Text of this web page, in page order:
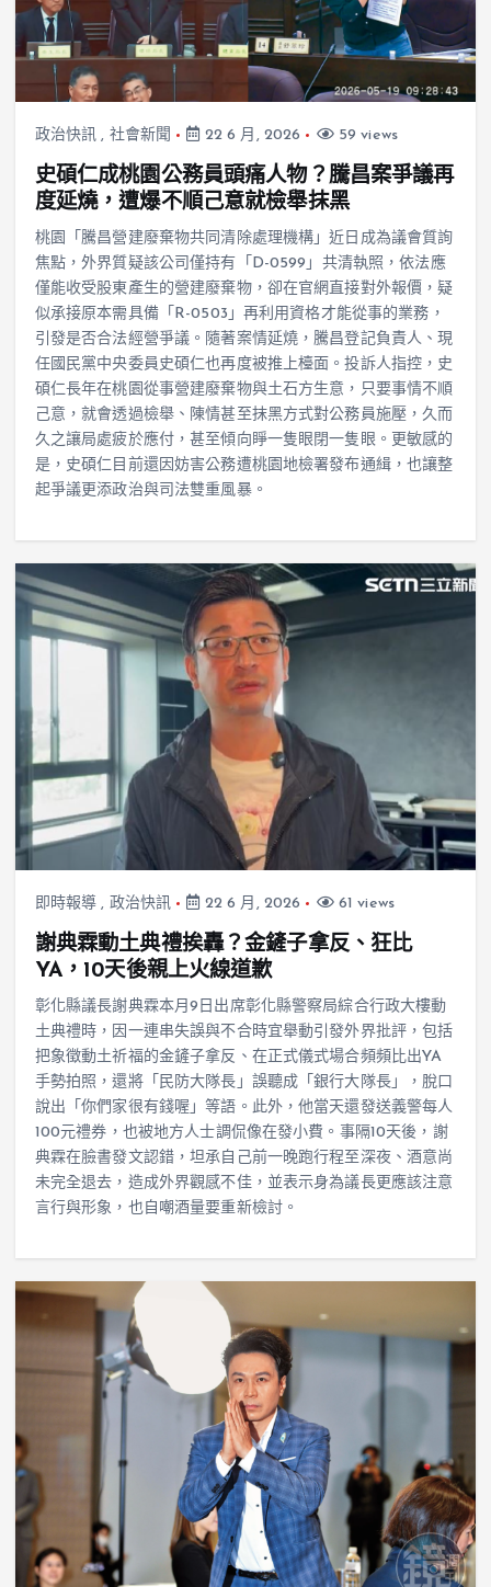
政治快訊 , 社會新聞 22 6 月, 2026 59 views
史碩仁成桃園公務員頭痛人物？騰昌案爭議再
度延燒，遭爆不順己意就檢舉抹黑
桃園「騰昌營建廢棄物共同清除處理機構」近日成為議會質詢
焦點，外界質疑該公司僅持有「D-0599」共清執照，依法應
僅能收受股東產生的營建廢棄物，卻在官網直接對外報價，疑
似承接原本需具備「R-0503」再利用資格才能從事的業務，
引發是否合法經營爭議。隨著案情延燒，騰昌登記負責人、現
任國民黨中央委員史碩仁也再度被推上檯面。投訴人指控，史
碩仁長年在桃園從事營建廢棄物與土石方生意，只要事情不順
己意，就會透過檢舉、陳情甚至抹黑方式對公務員施壓，久而
久之讓局處疲於應付，甚至傾向睜一隻眼閉一隻眼。更敏感的
是，史碩仁目前還因妨害公務遭桃園地檢署發布通緝，也讓整
起爭議更添政治與司法雙重風暴。
即時報導 , 政治快訊 22 6 月, 2026 61 views
謝典霖動土典禮挨轟？金鏟子拿反、狂比
YA，10天後親上火線道歉
彰化縣議長謝典霖本月9日出席彰化縣警察局綜合行政大樓動
土典禮時，因一連串失誤與不合時宜舉動引發外界批評，包括
把象徵動土祈福的金鏟子拿反、在正式儀式場合頻頻比出YA
手勢拍照，還將「民防大隊長」誤聽成「銀行大隊長」，脫口
說出「你們家很有錢喔」等語。此外，他當天還發送義警每人
100元禮券，也被地方人士調侃像在發小費。事隔10天後，謝
典霖在臉書發文認錯，坦承自己前一晚跑行程至深夜、酒意尚
未完全退去，造成外界觀感不佳，並表示身為議長更應該注意
言行與形象，也自嘲酒量要重新檢討。